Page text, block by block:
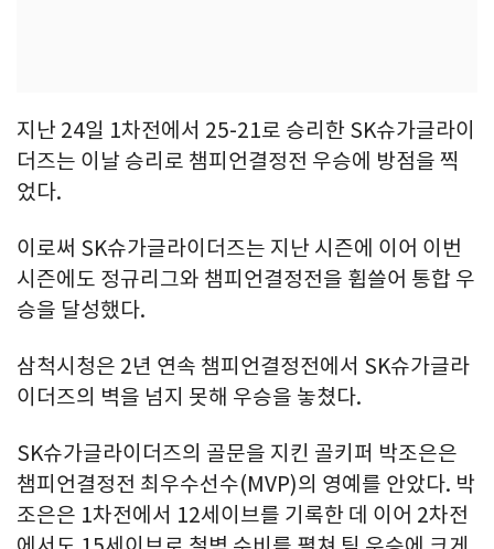
지난 24일 1차전에서 25-21로 승리한 SK슈가글라이
더즈는 이날 승리로 챔피언결정전 우승에 방점을 찍
었다.
이로써 SK슈가글라이더즈는 지난 시즌에 이어 이번
시즌에도 정규리그와 챔피언결정전을 휩쓸어 통합 우
승을 달성했다.
삼척시청은 2년 연속 챔피언결정전에서 SK슈가글라
이더즈의 벽을 넘지 못해 우승을 놓쳤다.
SK슈가글라이더즈의 골문을 지킨 골키퍼 박조은은
챔피언결정전 최우수선수(MVP)의 영예를 안았다. 박
조은은 1차전에서 12세이브를 기록한 데 이어 2차전